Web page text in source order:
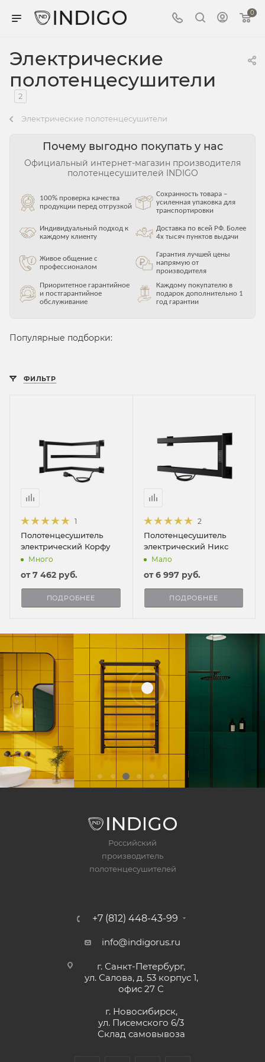
0
Электрические
полотенцесушители
2
Электрические полотенцесушители
Почему выгодно покупать у нас
Официальный интернет-магазин производителя
полотенцесушителей INDIGO
100% проверка качества
продукции перед отгрузкой
Сохранность товара –
усиленная упаковка для
транспортировки
Индивидуальный подход к
каждому клиенту
Доставка по всей РФ. Более
4х тысяч пунктов выдачи
Живое общение с
профессионалом
Гарантия лучшей цены
напрямую от
производителя
Приоритетное гарантийное
и постгарантийное
обслуживание
Каждому покупателю в
подарок дополнительно 1
год гарантии
Популярные подборки:
ФИЛЬТР
1
Полотенцесушитель
электрический Корфу
Много
от7 462 руб.
ПОДРОБНЕЕ
2
Полотенцесушитель
электрический Никс
Мало
от6 997 руб.
ПОДРОБНЕЕ
Российский
производитель
полотенцесушителей
+7 (812) 448-43-99
info@indigorus.ru
г. Санкт-Петербург,
ул. Салова, д. 53 корпус 1,
офис 27 С
г. Новосибирск,
ул. Писемского 6/3
Склад самовывоза